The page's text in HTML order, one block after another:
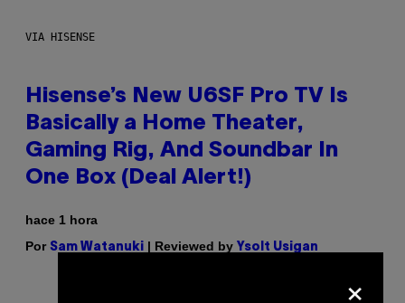
VIA HISENSE
Hisense’s New U6SF Pro TV Is
Basically a Home Theater,
Gaming Rig, And Soundbar In
One Box (Deal Alert!)
hace 1 hora
Por Sam Watanuki | Reviewed by Ysolt Usigan
×